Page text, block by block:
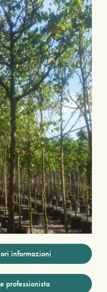
informazioni
professionista